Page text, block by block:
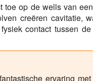
toe op de wells van
creëren cavitatie,
contact tussen
ervaring